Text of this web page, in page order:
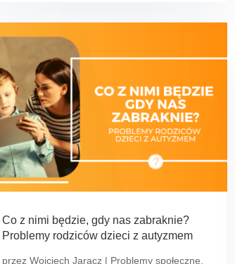
Co z nimi będzie, gdy nas zabraknie?
Problemy rodziców dzieci z autyzmem
przez Wojciech Jaracz| Problemy społeczne,